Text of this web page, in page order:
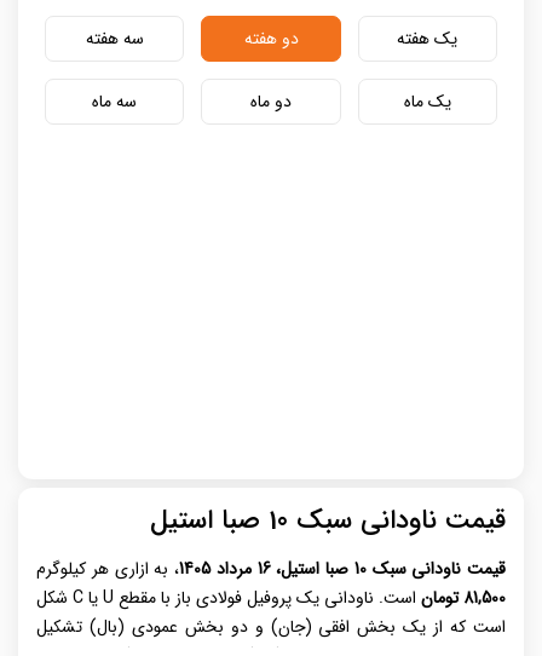
یک هفته دو هفته سه هفته
یک ماه دو ماه سه ماه
قیمت ناودانی سبک 10 صبا استیل
قیمت ناودانی سبک 10 صبا استیل، 16 مرداد 1405
، به ازاری هر کیلوگرم
81,500 تومان
است. ناودانی یک پروفیل فولادی باز با مقطع U یا C شکل
است که از یک بخش افقی (جان) و دو بخش عمودی (بال) تشکیل